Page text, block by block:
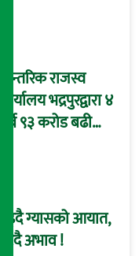
आन्तरिक राजस्व
कार्यालय भद्रपुरद्वारा ४
अर्ब ९३ करोड बढी
बढ्दै ग्यासको आयात,
हट्दै अभाव !